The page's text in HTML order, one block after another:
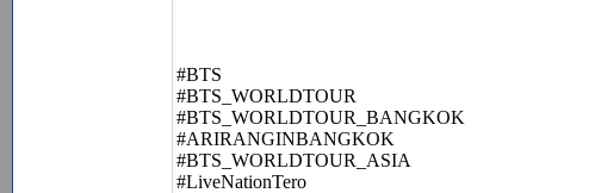
#BTS
#BTS_WORLDTOUR
#BTS_WORLDTOUR_BANGKOK
#ARIRANGINBANGKOK
#BTS_WORLDTOUR_ASIA
#LiveNationTero